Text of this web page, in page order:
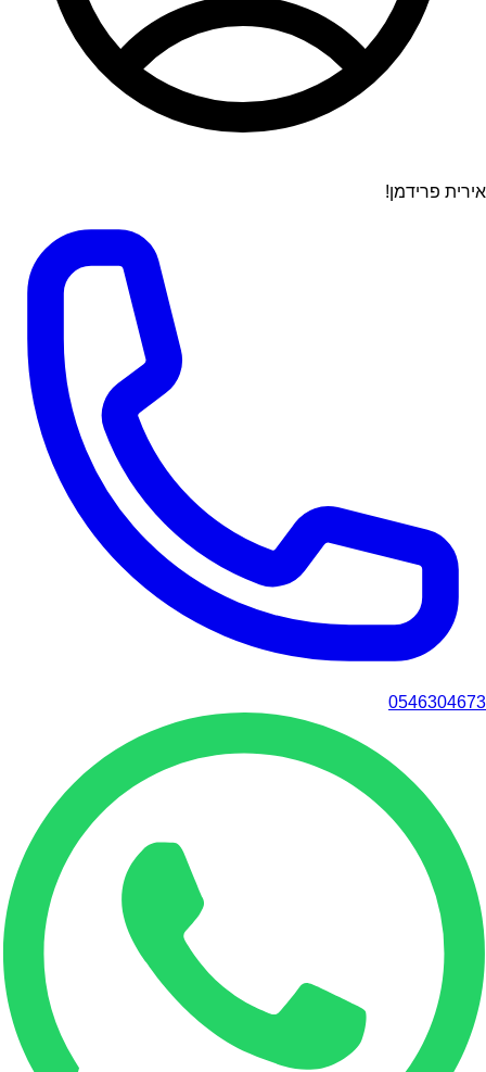
אירית פרידמן!
0546304673